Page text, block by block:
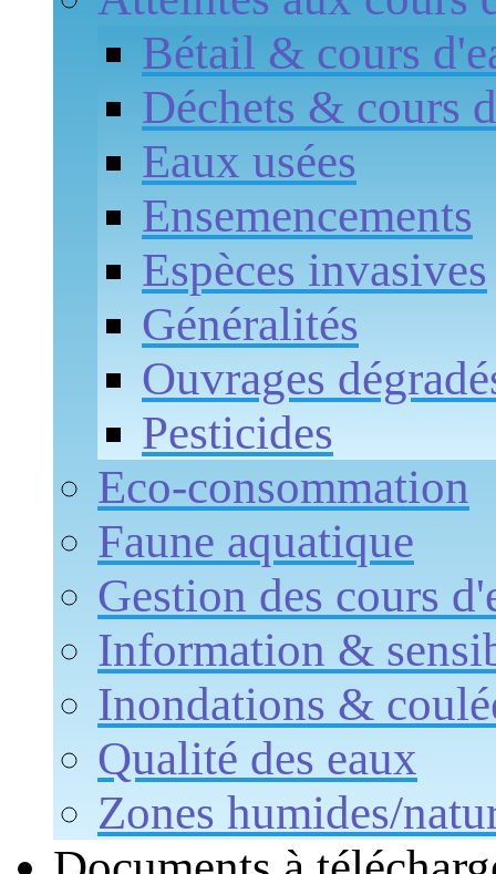
Bétail & cours
Déchets & cours
Eaux usées
Ensemencements
Espèces invasives
Généralités
Ouvrages
Pesticides
Eco-consommation
Faune aquatique
Gestion des cours
Information &
Inondations &
Qualité des eaux
Zones humides/